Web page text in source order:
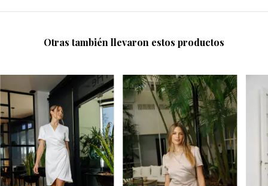
Otras también llevaron estos productos